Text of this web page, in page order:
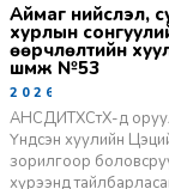
аймаг нийслэл, сум, дүүргийн иргэдийн төлөөлөгчдийн
хурлын
өөрчлөлтийн
шүүмж №53
2026-05-25
АНСДИТХСтХ-д
Үндсэн хуулийн
зорилгоор
хүрээнд